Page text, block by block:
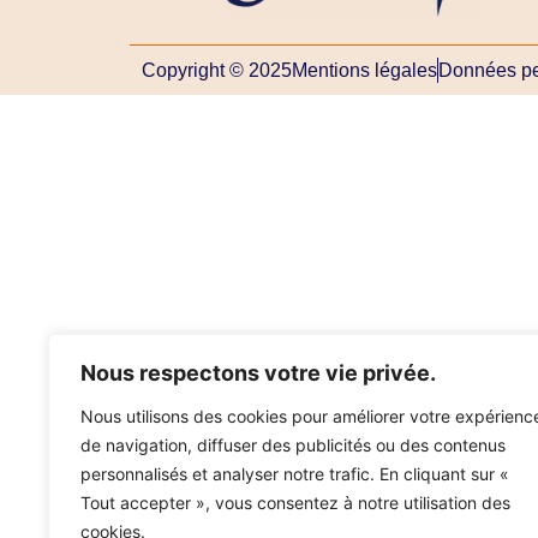
Nous respectons votre vie privée.
Nous utilisons des cookies pour améliorer votre
de navigation, diffuser des publicités ou des contenus
personnalisés et analyser notre trafic. En cliquant sur «
Tout accepter », vous consentez à notre utilisation des
cookies.
Copyright © 2025Mentions légales Données